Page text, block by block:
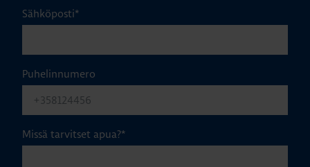
Sähköposti*
Puhelinnumero
Missä tarvitset apua?*